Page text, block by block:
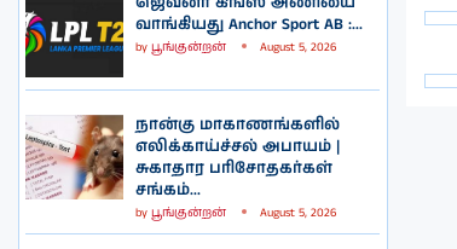
வாங்கியது Anchor Sport AB :...
by பூங்குன்றன் August 5, 2026
நான்கு மாகாணங்களில்
எலிக்காய்ச்சல் அபாயம் |
சுகாதார பரிசோதகர்கள்
சங்கம்...
by பூங்குன்றன் August 5, 2026